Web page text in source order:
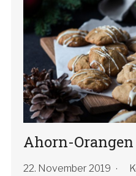
Ahorn-Orangen
22. November 2019